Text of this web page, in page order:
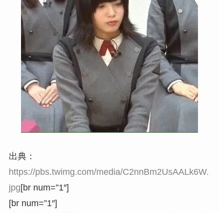
出典：
https://pbs.twimg.com/media/C2nnBm2UsAALk6W.
jpg[br num=”1″]
[br num=”1″]